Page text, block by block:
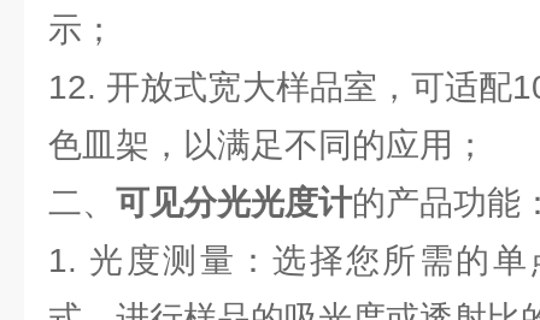
示；
12. 开放式宽大样品室，可适配
色皿架，以满足不同的应用；
二、 可见分光光度计的产品功能
1. 光度测量：选择您所需的